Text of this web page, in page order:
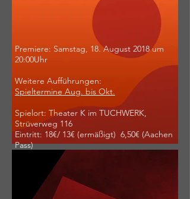
Premiere: Samstag, 18. August 2018 um
20:00Uhr
Weitere Aufführungen:
Spieltermine Aug. bis Okt.
Spielort: Theater K im TUCHWERK,
Strüverweg 116
Eintritt: 18€/ 13€ (ermäßigt) 6,50€ (Aachen
Pass)